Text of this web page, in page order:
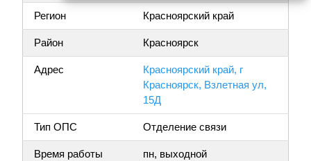
Регион Красноярский край
Район Красноярск
Адрес
Красноярский край, г
Красноярск, Взлетная ул,
15Д
Тип ОПС Отделение связи
Время работы
пн, выходной